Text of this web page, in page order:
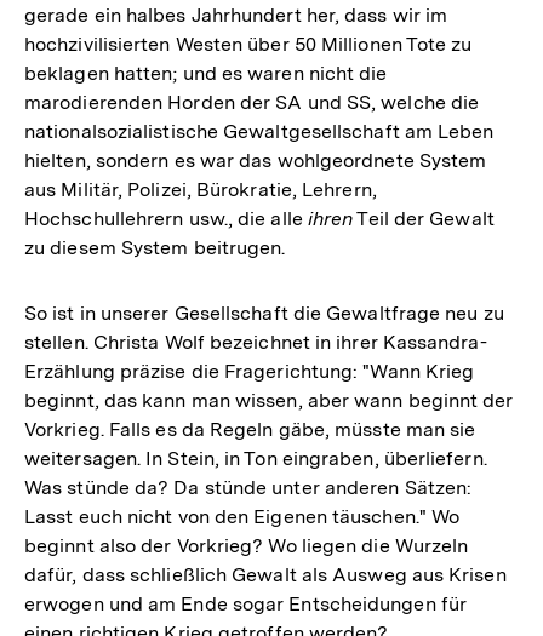
gerade ein halbes Jahrhundert her, dass wir im
hochzivilisierten Westen über 50 Millionen Tote zu
beklagen hatten; und es waren nicht die
marodierenden Horden der SA und SS, welche die
nationalsozialistische Gewaltgesellschaft am Leben
hielten, sondern es war das wohlgeordnete System
aus Militär, Polizei, Bürokratie, Lehrern,
Hochschullehrern usw., die alle ihrenTeil der Gewalt
zu diesem System beitrugen.
So ist in unserer Gesellschaft die Gewaltfrage neu zu
stellen. Christa Wolf bezeichnet in ihrer Kassandra-
Erzählung präzise die Fragerichtung: "Wann Krieg
beginnt, das kann man wissen, aber wann beginnt der
Vorkrieg. Falls es da Regeln gäbe, müsste man sie
weitersagen. In Stein, in Ton eingraben, überliefern.
Was stünde da? Da stünde unter anderen Sätzen:
Lasst euch nicht von den Eigenen täuschen." Wo
beginnt also der Vorkrieg? Wo liegen die Wurzeln
dafür, dass schließlich Gewalt als Ausweg aus Krisen
erwogen und am Ende sogar Entscheidungen für